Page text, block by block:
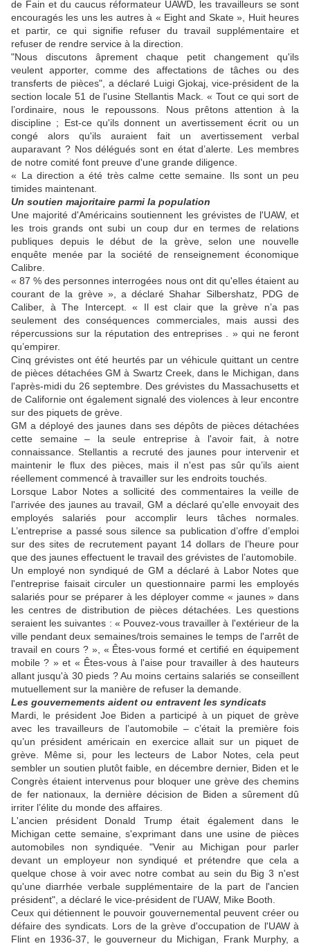
de Fain et du caucus réformateur UAWD, les travailleurs se sont
encouragés les uns les autres à « Eight and Skate », Huit heures
et partir, ce qui signifie refuser du travail supplémentaire et
refuser de rendre service à la direction.
"Nous discutons âprement chaque petit changement qu'ils
veulentapporter, commedes affectations de tâches ou des
transferts de pièces", a déclaré Luigi Gjokaj, vice-président de la
section locale 51 de l'usine Stellantis Mack. « Tout ce qui sort de
l’ordinaire, nous le repoussons. Nous prêtons attention à la
discipline ; Est-ce qu'ils donnent un avertissement écrit ou un
congé alors qu'ils auraient fait un avertissement verbal
auparavant ? Nosdélégués sont en état d’alerte. Les membres
de notre comité font preuve d'une grande diligence.
« La direction a été très calme cette semaine. Ils sont un peu
timides maintenant.
Un soutien majoritaire parmi la population
Une majorité d'Américains soutiennent les grévistes de l'UAW, et
les trois grands ont subi un coup dur en termes de relations
publiques depuis le début de la grève, selon une nouvelle
enquête menée par la société de renseignement économique
Calibre.
«87 % des personnes interrogées nous ont dit qu'elles étaient au
courant de la grève », a déclaré Shahar Silbershatz, PDG de
Caliber, à The Intercept. « Il est clair que la grève n’a pas
seulement des conséquences commerciales, mais aussi des
répercussions sur la réputation des entreprises . »qui neferont
qu’empirer.
Cinq grévistes ont été heurtés par un véhicule quittant un centre
de pièces détachées GM à Swartz Creek, dans le Michigan, dans
l'après-midi du 26 septembre. Des grévistes du Massachusetts et
de Californie ont également signalé des violences à leur encontre
sur des piquets de grève.
GM a déployé des jaunes dans ses dépôts de pièces détachées
cette semaine – la seule entreprise à l'avoir fait, à notre
connaissance. Stellantis a recruté des jaunes pour intervenir et
maintenir le flux des pièces, mais il n'est pas sûr qu’ils aient
réellement commencé à travailler sur les endroits touchés.
Lorsque Labor Notes a sollicité des commentaires la veille de
l'arrivée des jaunes au travail, GM a déclaré qu'elle envoyait des
employés salariés pour accomplir leurs tâches normales.
L’entreprise a passé sous silence sa publicationd’offre d’emploi
sur des sites de recrutement payant 14 dollars de l’heure pour
que des jaunes effectuent le travail des grévistes de l’automobile.
Un employé non syndiqué de GM a déclaré à Labor Notes que
l'entreprise faisait circuler un questionnaire parmi les employés
salariés pour se préparer à les déployer comme « jaunes »dans
les centres de distribution de pièces détachées. Les questions
seraient les suivantes : « Pouvez-vous travailler à l'extérieur de la
ville pendant deux semaines/trois semaines le temps de l'arrêt de
travail en cours ?», « Êtes-vous formé et certifié en équipement
mobile ? » et « Êtes-vous à l'aise pour travailler à des hauteurs
allant jusqu'à 30 pieds ? Au moins certains salariés se conseillent
mutuellement sur la manière de refuser la demande.
Les gouvernements aident ou entravent les syndicats
Mardi, le président Joe Biden a participé à un piquet de grève
avec les travailleurs de l’automobile – c’était la première fois
qu’un président américain en exerciceallaitsur un piquet de
grève. Même si, pour les lecteurs de Labor Notes, cela peut
sembler un soutien plutôt faible, en décembre dernier, Biden et le
Congrès étaient intervenus pour bloquer une grève des chemins
de fer nationaux, la dernière décision de Biden a sûrement dû
irriter l’élite du monde des affaires.
L'ancien président Donald Trump était également dans le
Michigan cette semaine, s'exprimant dans une usine de pièces
automobiles non syndiquée. "Venir au Michigan pour parler
devant un employeur non syndiqué et prétendre que cela a
quelque chose à voir avec notre combat au sein du Big 3 n'est
qu'une diarrhée verbale supplémentaire de la part de l'ancien
président", a déclaré le vice-président de l'UAW, Mike Booth.
Ceux qui détiennent le pouvoir gouvernemental peuvent créer ou
défaire des syndicats. Lors de la grève d'occupation de l'UAW à
Flint en 1936-37, le gouverneur du Michigan, Frank Murphy, a